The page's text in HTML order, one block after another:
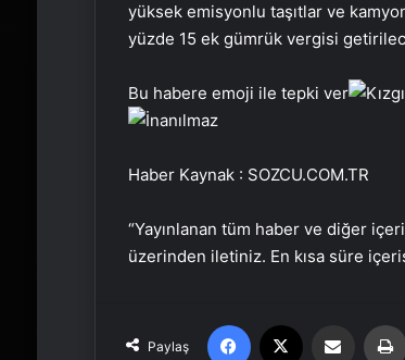
yüksek emisyonlu taşıtlar ve
yüzde 15 ek gümrük vergisi
Bu habere emoji ile tepki ver
Haber Kaynak : SOZCU.COM.TR
“Yayınlanan tüm haber ve diğer
üzerinden iletiniz. En kısa süre
Paylaş
Facebook Email'den paylaş